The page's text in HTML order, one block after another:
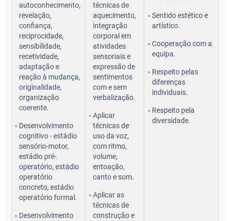
autoconhecimento,
revelação,
confiança,
reciprocidade,
sensibilidade,
recetividade,
adaptação e
reação à mudança,
originalidade,
organização
coerente.
Desenvolvimento
cognitivo - estádio
sensório-motor,
estádio pré-
operatório, estádio
operatório
concreto, estádio
operatório formal.
Desenvolvimento
técnicas de
aquecimento,
integração
corporal em
atividades
sensoriais e
expressão de
sentimentos
com e sem
verbalização.
Aplicar
técnicas de
uso da voz,
com ritmo,
volume,
entoação,
canto e som.
Aplicar as
técnicas de
construção e
Sentido estético e
artístico.
Cooperação com a
equipa.
Respeito pelas
diferenças
individuais.
Respeito pela
diversidade.